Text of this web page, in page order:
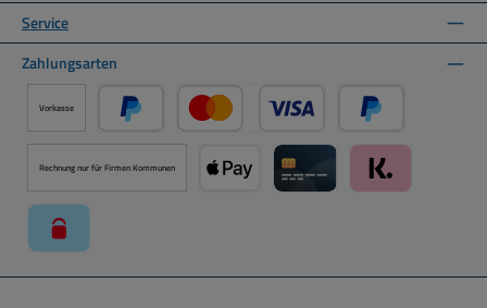
Service
Zahlungsarten
Vorkasse
PayPal Kredit- oder Debitkarte über PayPal
Später Bezahlen
Rechnung nur für Firmen Kommunen